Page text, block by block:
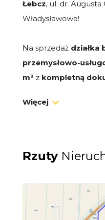
Łebcz, ul. dr.
Władysławowa!
Na sprzedaż działka
przemysłowo-
m² z kompletną
budowę centrum
- Topowa lokalizacja -
Władysławowa, w
- Gotowość
natychmiastowego
Więcej
Rzuty